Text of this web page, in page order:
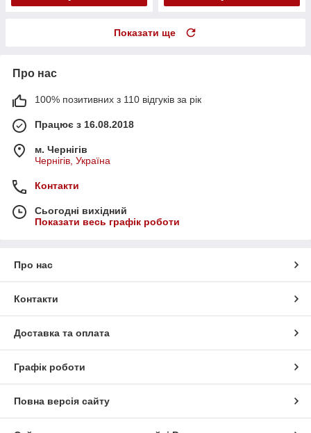
Показати ще
Про нас
100% позитивних з 110 відгуків за рік
Працює з 16.08.2018
м. Чернігів
Чернігів, Україна
Контакти
Сьогодні вихідний
Показати весь графік роботи
Про нас
Контакти
Доставка та оплата
Графік роботи
Повна версія сайту